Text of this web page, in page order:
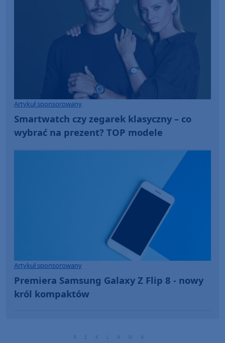
Artykuł sponsorowany
Smartwatch czy zegarek klasyczny – co
wybrać na prezent? TOP modele
Artykuł sponsorowany
Premiera Samsung Galaxy Z Flip 8 - nowy
król kompaktów